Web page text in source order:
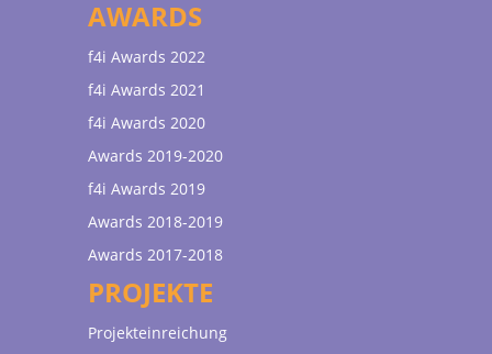
AWARDS
f4i Awards 2022
f4i Awards 2021
f4i Awards 2020
Awards 2019-2020
f4i Awards 2019
Awards 2018-2019
Awards 2017-2018
PROJEKTE
Projekteinreichung